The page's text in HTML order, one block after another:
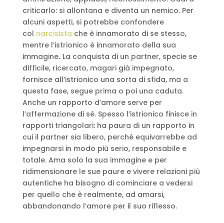
criticarlo: si allontana e diventa un nemico. Per
alcuni aspetti, si potrebbe confondere
col narcisista che è innamorato di se stesso,
mentre l’istrionico è innamorato della sua
immagine.La conquista di un partner, specie se
difficile, ricercato, magari già impegnato,
fornisce all’istrionico una sorta di sfida, ma a
questa fase, segue prima o poi una caduta.
Anche un rapporto d’amore serve per
l’affermazione di sé. Spesso l’istrionico finisce in
rapporti triangolari: ha paura di un rapporto in
cui il partner sia libero, perché equivarrebbe ad
impegnarsi in modo più serio, responsabile e
totale. Ama solo la sua immagine e per
ridimensionare le sue paure e vivere relazioni più
autentiche ha bisogno di cominciare a vedersi
per quello che è realmente, ad amarsi,
abbandonando l’amore per il suo riflesso.